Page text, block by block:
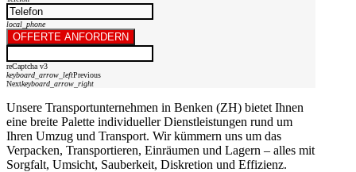
local_phone
OFFERTE ANFORDERN
reCaptcha v3
keyboard_arrow_leftPrevious
Nextkeyboard_arrow_right
Unsere Transportunternehmen in Benken (ZH) bietet Ihnen
eine breite Palette individueller Dienstleistungen rund um
Ihren Umzug und Transport. Wir kümmern uns um das
Verpacken, Transportieren, Einräumen und Lagern – alles mit
Sorgfalt, Umsicht, Sauberkeit, Diskretion und Effizienz.